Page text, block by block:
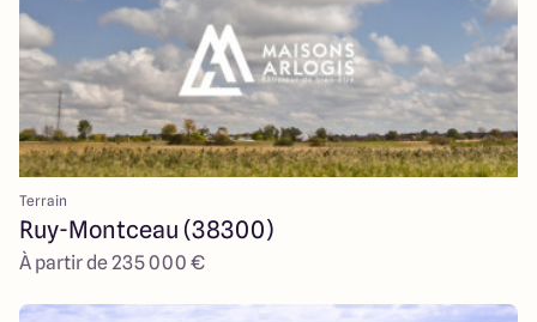
Terrain
Ruy-Montceau (38300)
À partir de 235 000 €